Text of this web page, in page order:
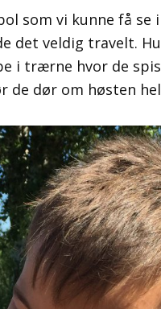
som vi kunne få se
det veldig travelt.
i trærne hvor de
de dør om høsten